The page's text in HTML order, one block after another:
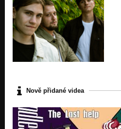
Nově přidané videa